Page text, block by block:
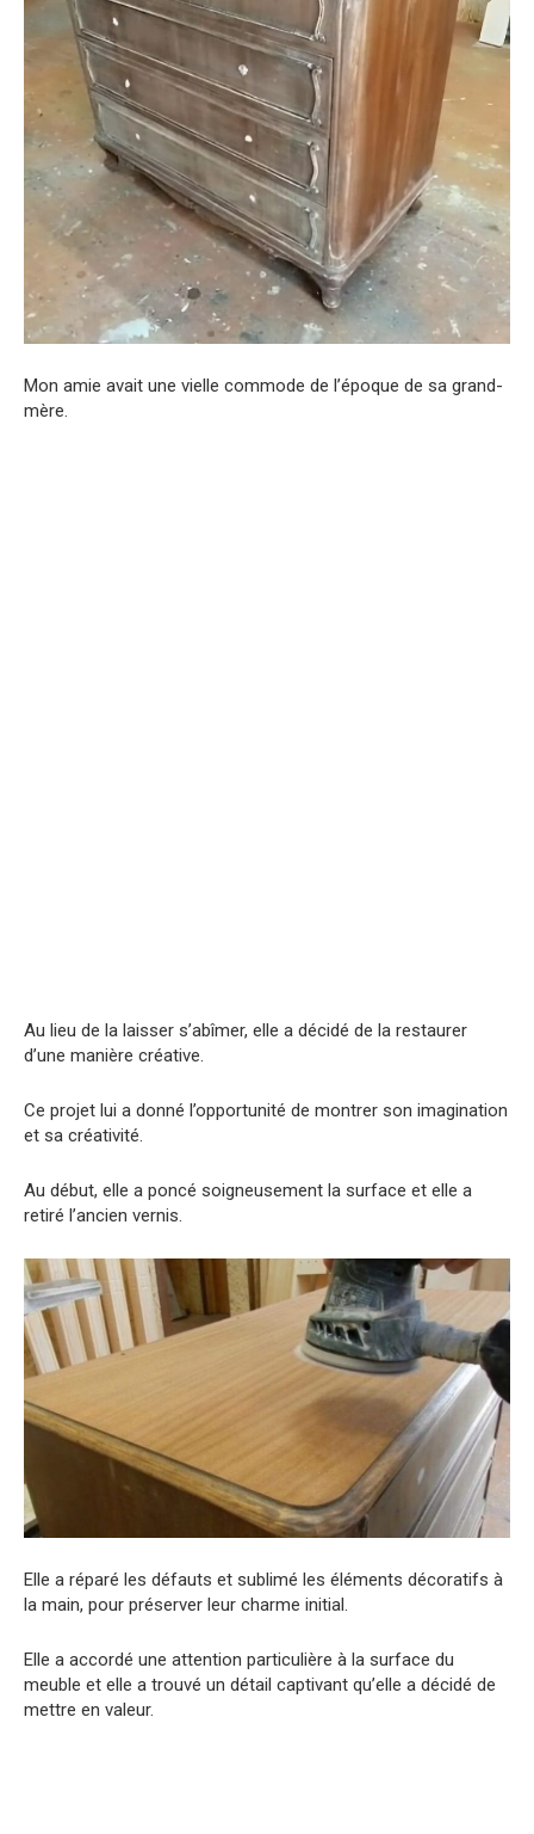
Mon amie avait une vielle commode de l’époque de sa grand-
mère.
Au lieu de la laisser s’abîmer, elle a décidé de la restaurer
d’une manière créative.
Ce projet lui a donné l’opportunité de montrer son imagination
et sa créativité.
Au début, elle a poncé soigneusement la surface et elle a
retiré l’ancien vernis.
Elle a réparé les défauts et sublimé les éléments décoratifs à
la main, pour préserver leur charme initial.
Elle a accordé une attention particulière à la surface du
meuble et elle a trouvé un détail captivant qu’elle a décidé de
mettre en valeur.